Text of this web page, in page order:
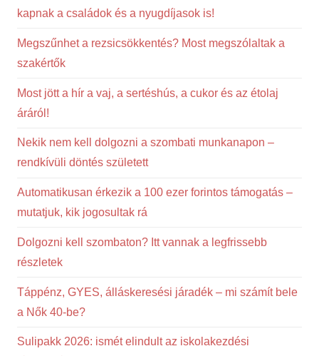
kapnak a családok és a nyugdíjasok is!
Megszűnhet a rezsicsökkentés? Most megszólaltak a
szakértők
Most jött a hír a vaj, a sertéshús, a cukor és az étolaj
áráról!
Nekik nem kell dolgozni a szombati munkanapon –
rendkívüli döntés született
Automatikusan érkezik a 100 ezer forintos támogatás –
mutatjuk, kik jogosultak rá
Dolgozni kell szombaton? Itt vannak a legfrissebb
részletek
Táppénz, GYES, álláskeresési járadék – mi számít bele
a Nők 40-be?
Sulipakk 2026: ismét elindult az iskolakezdési